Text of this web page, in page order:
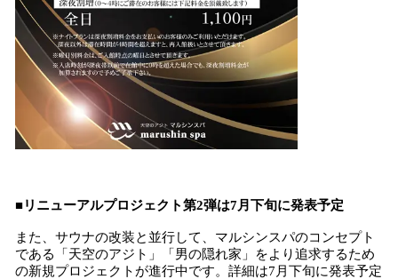
■リニューアルプロジェクト第2弾は7月下旬に発表予定
また、サウナの改装と並行して、マルシンスパのコンセプト
である「天空のアジト」「男の隠れ家」をより追求するため
の新規プロジェクトが進行中です。詳細は7月下旬に発表予定